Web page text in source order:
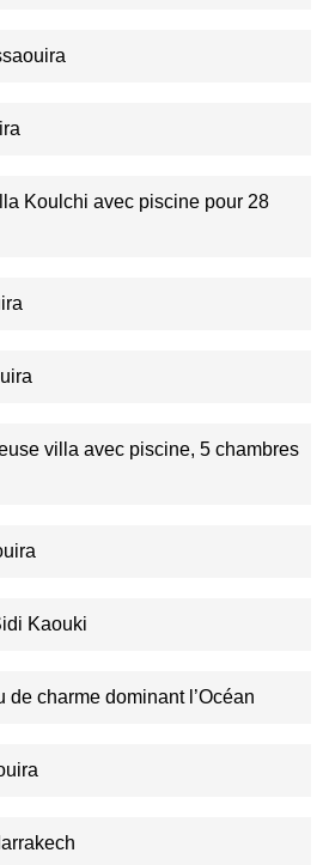
Koulchi avec piscine pour 28
villa avec piscine, 5 chambres
Kaouki
de charme dominant l’Océan